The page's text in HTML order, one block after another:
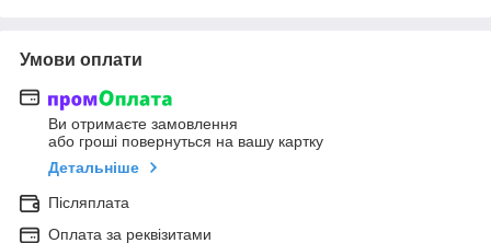
Умови оплати
Ви отримаєте замовлення
або гроші повернуться на вашу картку
Детальніше
Післяплата
Оплата за реквізитами